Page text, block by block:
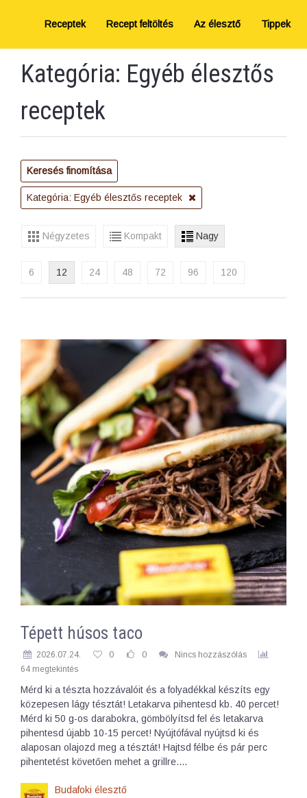
Receptek Recept feltöltés Az élesztő Tippek
Kategória: Egyéb élesztős
receptek
Keresés finomítása
Kategória: Egyéb élesztős receptek
Négyzetes Kompakt Nagy
6 12 24 48 72 96 120
Tépett húsos taco
2026.07.24. 0 0
Nincs hozzászólás
64 megtekintés
Mérd ki a tészta hozzávalóit és a folyadékkal készíts egy
közepesen lágy tésztát! Letakarva pihentesd kb. 40 percet!
Mérd ki 50 g-os darabokra, gömbölyítsd fel és letakarva
pihentesd újabb 10-15 percet! Nyújtófával nyújtsd ki és
alaposan olajozd meg a tésztát! Hajtsd félbe és pár perc
pihentetést követően mehet a grillre.…
Budafoki élesztő